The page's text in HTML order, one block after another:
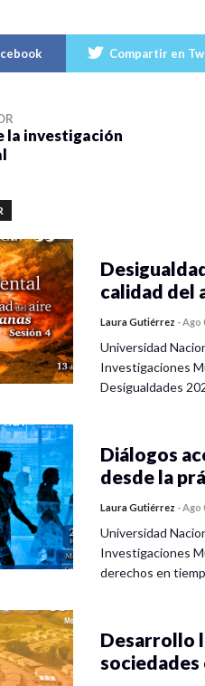
Compartir en
la investigación
calidad del
Laura Gutiérrez -Ago
Universidad
Investigaciones
Desigualdades
Diálogos
desde la
Laura Gutiérrez -Ago
Universidad
Investigaciones
derechos en
Desarrollo
sociedades